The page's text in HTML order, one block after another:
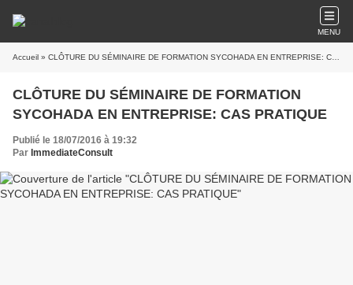
MENU
Accueil » CLÔTURE DU SÉMINAIRE DE FORMATION SYCOHADA EN ENTREPRISE: CAS PRATIQUE
CLÔTURE DU SÉMINAIRE DE FORMATION
SYCOHADA EN ENTREPRISE: CAS PRATIQUE
Publié le 18/07/2016 à 19:32
Par ImmediateConsult